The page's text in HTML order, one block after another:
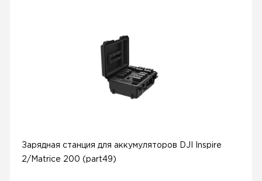
Зарядная станция для аккумуляторов DJI Inspire
2/Matrice 200 (part49)